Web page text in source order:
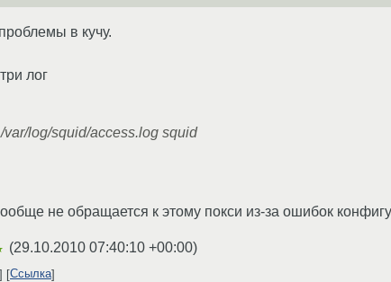
в кучу.
лог
var/log/squid/access.log squid
не обращается к этому покси из-за ошибок
(29.10.2010 07:40:10 +00:00)
Ссылка